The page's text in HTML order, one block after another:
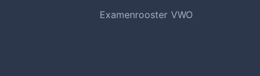
Examenrooster VWO